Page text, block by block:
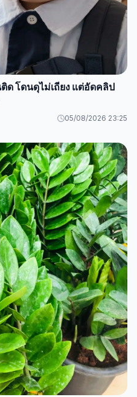
ติด โดนดุไม่เถียง แต่อัดคลิป
05/08/2026 23:25